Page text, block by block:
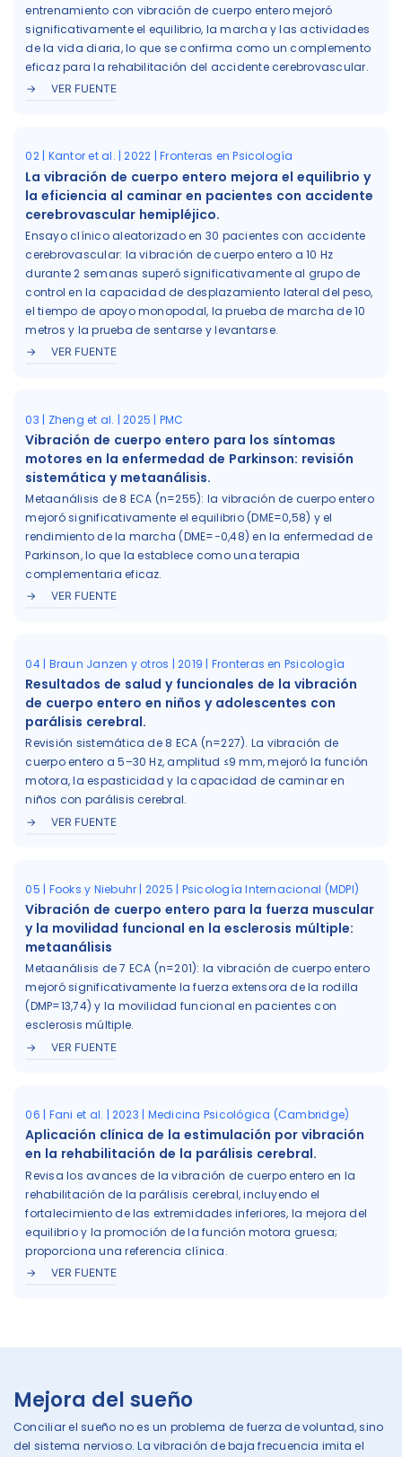
entrenamiento con vibración de cuerpo entero mejoró
significativamente el equilibrio, la marcha y las actividades
de la vida diaria, lo que se confirma como un complemento
eficaz para la rehabilitación del accidente cerebrovascular.
VER FUENTE
02 | Kantor et al. | 2022 | Fronteras en Psicología
La vibración de cuerpo entero mejora el equilibrio y
la eficiencia al caminar en pacientes con accidente
cerebrovascular hemipléjico.
Ensayo clínico aleatorizado en 30 pacientes con accidente
cerebrovascular: la vibración de cuerpo entero a 10 Hz
durante 2 semanas superó significativamente al grupo de
control en la capacidad de desplazamiento lateral del peso,
el tiempo de apoyo monopodal, la prueba de marcha de 10
metros y la prueba de sentarse y levantarse.
VER FUENTE
03 | Zheng et al. | 2025 | PMC
Vibración de cuerpo entero para los síntomas
motores en la enfermedad de Parkinson: revisión
sistemática y metaanálisis.
Metaanálisis de 8 ECA (n=255): la vibración de cuerpo entero
mejoró significativamente el equilibrio (DME=0,58) y el
rendimiento de la marcha (DME=−0,48) en la enfermedad de
Parkinson, lo que la establece como una terapia
complementaria eficaz.
VER FUENTE
04 | Braun Janzen y otros | 2019 | Fronteras en Psicología
Resultados de salud y funcionales de la vibración
de cuerpo entero en niños y adolescentes con
parálisis cerebral.
Revisión sistemática de 8 ECA (n=227). La vibración de
cuerpo entero a 5–30 Hz, amplitud ≤9 mm, mejoró la función
motora, la espasticidad y la capacidad de caminar en
niños con parálisis cerebral.
VER FUENTE
05 | Fooks y Niebuhr | 2025 | Psicología Internacional (MDPI)
Vibración de cuerpo entero para la fuerza muscular
y la movilidad funcional en la esclerosis múltiple:
metaanálisis
Metaanálisis de 7 ECA (n=201): la vibración de cuerpo entero
mejoró significativamente la fuerza extensora de la rodilla
(DMP=13,74) y la movilidad funcional en pacientes con
esclerosis múltiple.
VER FUENTE
06 | Fani et al. | 2023 | Medicina Psicológica (Cambridge)
Aplicación clínica de la estimulación por vibración
en la rehabilitación de la parálisis cerebral.
Revisa los avances de la vibración de cuerpo entero en la
rehabilitación de la parálisis cerebral, incluyendo el
fortalecimiento de las extremidades inferiores, la mejora del
equilibrio y la promoción de la función motora gruesa;
proporciona una referencia clínica.
VER FUENTE
Mejora del sueño
Conciliar el sueño no es un problema de fuerza de voluntad, sino
del sistema nervioso. La vibración de baja frecuencia imita el